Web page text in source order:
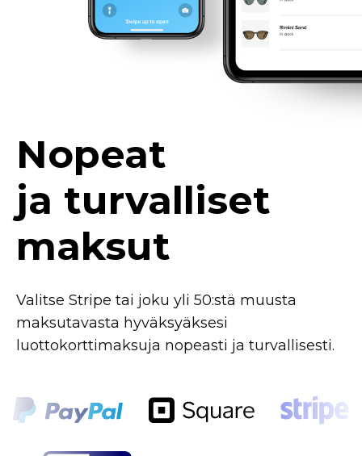
Nopeat
ja turvalliset
maksut
Valitse Stripe tai joku yli 50:stä muusta
maksutavasta hyväksyäksesi
luottokorttimaksuja nopeasti ja turvallisesti.